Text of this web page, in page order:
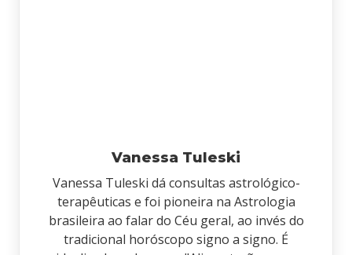
Vanessa Tuleski
Vanessa Tuleski dá consultas astrológico-
terapêuticas e foi pioneira na Astrologia
brasileira ao falar do Céu geral, ao invés do
tradicional horóscopo signo a signo. É